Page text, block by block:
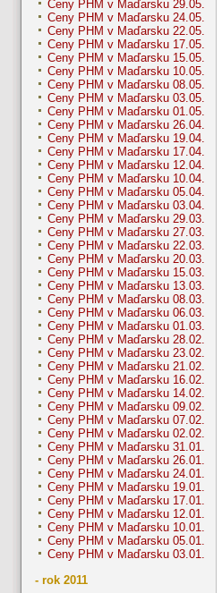
Ceny PHM v Maďarsku 29.05.
Ceny PHM v Maďarsku 24.05.
Ceny PHM v Maďarsku 22.05.
Ceny PHM v Maďarsku 17.05.
Ceny PHM v Maďarsku 15.05.
Ceny PHM v Maďarsku 10.05.
Ceny PHM v Maďarsku 08.05.
Ceny PHM v Maďarsku 03.05.
Ceny PHM v Maďarsku 01.05.
Ceny PHM v Maďarsku 26.04.
Ceny PHM v Maďarsku 19.04.
Ceny PHM v Maďarsku 17.04.
Ceny PHM v Maďarsku 12.04.
Ceny PHM v Maďarsku 10.04.
Ceny PHM v Maďarsku 05.04.
Ceny PHM v Maďarsku 03.04.
Ceny PHM v Maďarsku 29.03.
Ceny PHM v Maďarsku 27.03.
Ceny PHM v Maďarsku 22.03.
Ceny PHM v Maďarsku 20.03.
Ceny PHM v Maďarsku 15.03.
Ceny PHM v Maďarsku 13.03.
Ceny PHM v Maďarsku 08.03.
Ceny PHM v Maďarsku 06.03.
Ceny PHM v Maďarsku 01.03.
Ceny PHM v Maďarsku 28.02.
Ceny PHM v Maďarsku 23.02.
Ceny PHM v Maďarsku 21.02.
Ceny PHM v Maďarsku 16.02.
Ceny PHM v Maďarsku 14.02.
Ceny PHM v Maďarsku 09.02.
Ceny PHM v Maďarsku 07.02.
Ceny PHM v Maďarsku 02.02.
Ceny PHM v Maďarsku 31.01.
Ceny PHM v Maďarsku 26.01.
Ceny PHM v Maďarsku 24.01.
Ceny PHM v Maďarsku 19.01.
Ceny PHM v Maďarsku 17.01.
Ceny PHM v Maďarsku 12.01.
Ceny PHM v Maďarsku 10.01.
Ceny PHM v Maďarsku 05.01.
Ceny PHM v Maďarsku 03.01.
- rok 2011